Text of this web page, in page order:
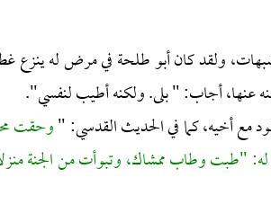
ولقد كان أبو طلحة في مرض له ينزع
عنها، أجاب: " بلى. ولكنه أطيب لنفسي".
مع أخيه، كما في الحديث القدسي: "وحقت
له: "طبت وطاب ممشاك، وتبوأت من الجنة